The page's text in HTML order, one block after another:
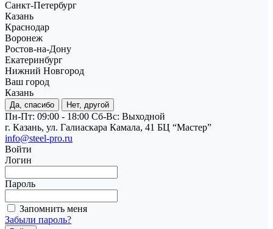
Санкт-Петербург
Казань
Краснодар
Воронеж
Ростов-на-Дону
Екатеринбург
Нижний Новгород
Ваш город
Казань
Да, спасибо Нет, другой
Пн-Пт: 09:00 - 18:00 Cб-Вс: Выходной
г. Казань, ул. Галиаскара Камала, 41 БЦ “Мастер”
info@steel-pro.ru
Войти
Логин
Пароль
Запомнить меня
Забыли пароль?